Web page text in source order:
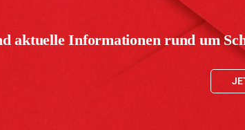
aktuelle Informationen rund um